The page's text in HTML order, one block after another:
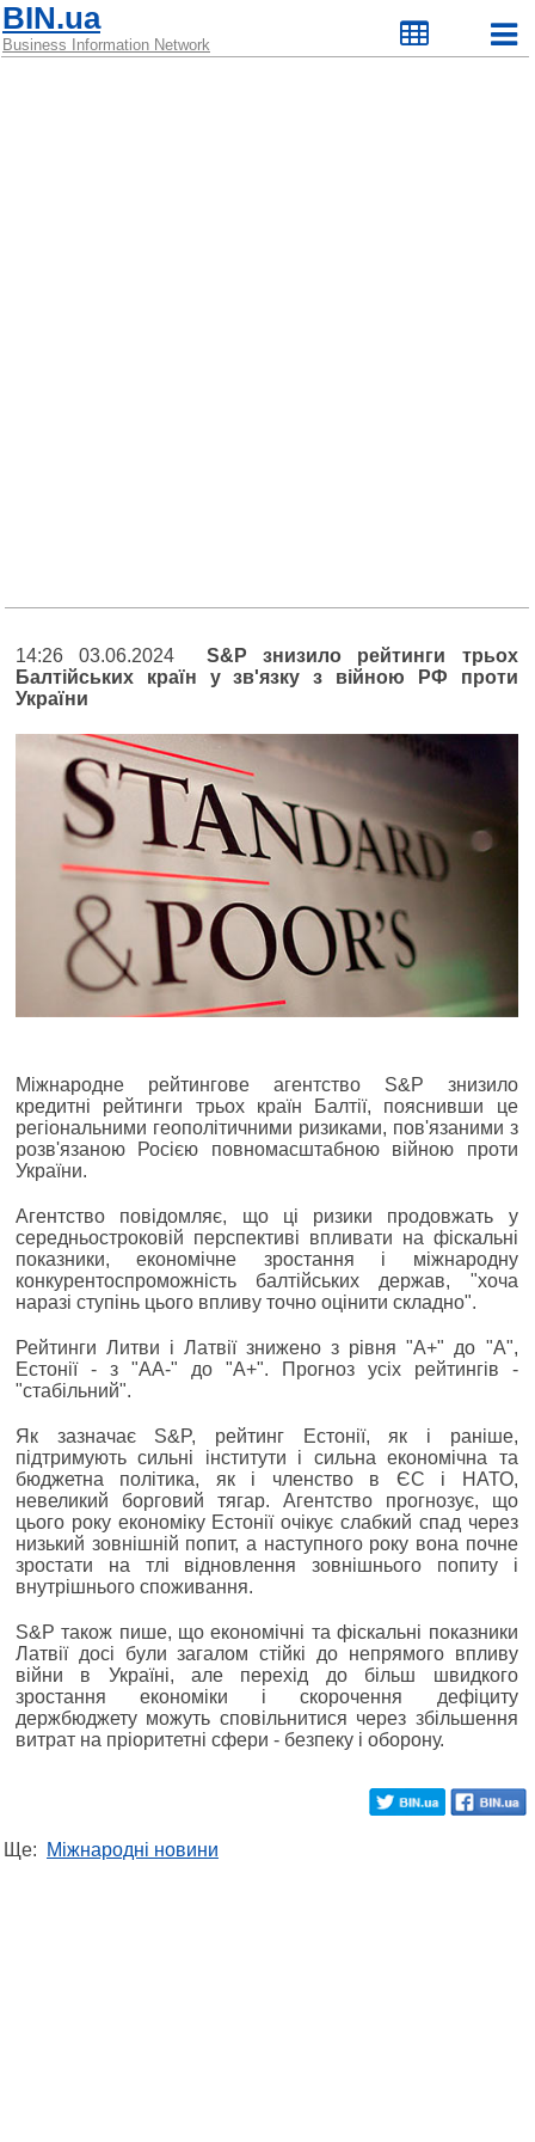
BIN.ua
Business Information Network
14:26 03.06.2024 S&P знизило рейтинги трьох
Балтійських країн у зв'язку з війною РФ проти
України
Міжнародне рейтингове агентство S&P знизило
кредитні рейтинги трьох країн Балтії, пояснивши це
регіональними геополітичними ризиками, пов'язаними з
розв'язаною Росією повномасштабною війною проти
України.
Агентство повідомляє, що ці ризики продовжать у
середньостроковій перспективі впливати на фіскальні
показники, економічне зростання і міжнародну
конкурентоспроможність балтійських держав, "хоча
наразі ступінь цього впливу точно оцінити складно".
Рейтинги Литви і Латвії знижено з рівня "A+" до "A",
Естонії - з "AA-" до "A+". Прогноз усіх рейтингів -
"стабільний".
Як зазначає S&P, рейтинг Естонії, як і раніше,
підтримують сильні інститути і сильна економічна та
бюджетна політика, як і членство в ЄС і НАТО,
невеликий борговий тягар. Агентство прогнозує, що
цього року економіку Естонії очікує слабкий спад через
низький зовнішній попит, а наступного року вона почне
зростати на тлі відновлення зовнішнього попиту і
внутрішнього споживання.
S&P також пише, що економічні та фіскальні показники
Латвії досі були загалом стійкі до непрямого впливу
війни в Україні, але перехід до більш швидкого
зростання економіки і скорочення дефіциту
держбюджету можуть сповільнитися через збільшення
витрат на пріоритетні сфери - безпеку і оборону.
Ще: Міжнародні новини